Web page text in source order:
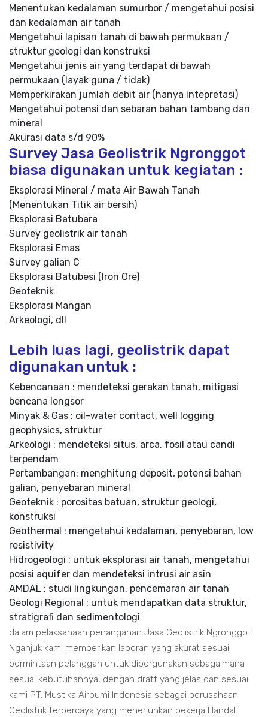
Menentukan kedalaman sumurbor / mengetahui posisi
dan kedalaman air tanah
Mengetahui lapisan tanah di bawah permukaan /
struktur geologi dan konstruksi
Mengetahui jenis air yang terdapat di bawah
permukaan (layak guna / tidak)
Memperkirakan jumlah debit air (hanya intepretasi)
Mengetahui potensi dan sebaran bahan tambang dan
mineral
Akurasi data s/d 90%
Survey Jasa Geolistrik Ngronggot
biasa digunakan untuk kegiatan :
Eksplorasi Mineral / mata Air Bawah Tanah
(Menentukan Titik air bersih)
Eksplorasi Batubara
Survey geolistrik air tanah
Eksplorasi Emas
Survey galian C
Eksplorasi Batubesi (Iron Ore)
Geoteknik
Eksplorasi Mangan
Arkeologi, dll
Lebih luas lagi, geolistrik dapat
digunakan untuk :
Kebencanaan : mendeteksi gerakan tanah, mitigasi
bencana longsor
Minyak & Gas : oil-water contact, well logging
geophysics, struktur
Arkeologi : mendeteksi situs, arca, fosil atau candi
terpendam
Pertambangan: menghitung deposit, potensi bahan
galian, penyebaran mineral
Geoteknik : porositas batuan, struktur geologi,
konstruksi
Geothermal : mengetahui kedalaman, penyebaran, low
resistivity
Hidrogeologi : untuk eksplorasi air tanah, mengetahui
posisi aquifer dan mendeteksi intrusi air asin
AMDAL : studi lingkungan, pencemaran air tanah
Geologi Regional : untuk mendapatkan data struktur,
stratigrafi dan sedimentologi
dalam pelaksanaan penanganan Jasa Geolistrik Ngronggot
Nganjuk kami memberikan laporan yang akurat sesuai
permintaan pelanggan untuk dipergunakan sebagaimana
sesuai kebutuhannya, dengan draft yang jelas dan sesuai
kami PT. Mustika Airbumi Indonesia sebagai perusahaan
Geolistrik terpercaya yang menerjunkan pekerja Handal